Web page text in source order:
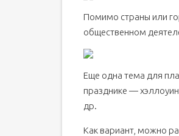
Помимо страны или
общественном
Еще одна тема для
празднике —
др.
Как вариант, можно